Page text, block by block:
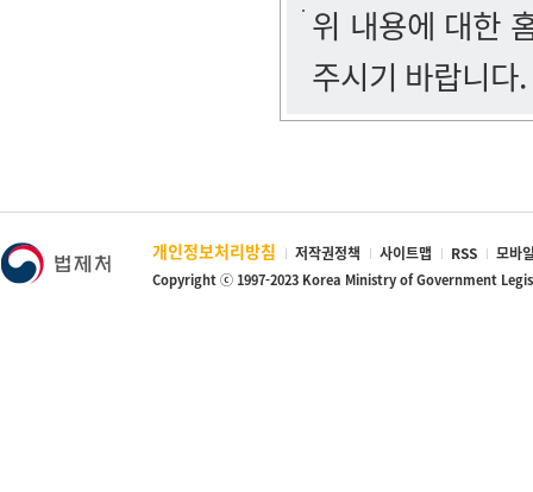
위 내용에 대한
주시기 바랍니다.
개인정보처리방침 저작권정책 사이트맵 RSS 모바
Copyright ⓒ 1997-2023 Korea Ministry of Government